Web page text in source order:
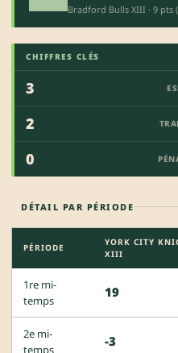
Bradford Bulls XIII · 9 pts
CHIFFRES CLÉS
3
2
0
DÉTAIL PAR PÉRIODE
PÉRIODE
YORK CITY
XIII
1re mi-
temps
19
2e mi-
temps
-3